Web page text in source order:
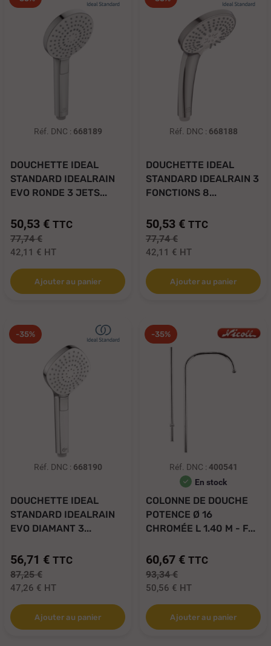
Réf. DNC : 668189
DOUCHETTE IDEAL
STANDARD IDEALRAIN
EVO RONDE 3 JETS...
50,53 € TTC
77,74 €
42,11 € HT
Ajouter au panier
Réf. DNC : 668188
DOUCHETTE IDEAL
STANDARD IDEALRAIN 3
FONCTIONS 8...
50,53 € TTC
77,74 €
42,11 € HT
Ajouter au panier
-35%
Réf. DNC : 668190
DOUCHETTE IDEAL
STANDARD IDEALRAIN
EVO DIAMANT 3...
56,71 € TTC
87,25 €
47,26 € HT
Ajouter au panier
-35%
Réf. DNC : 400541
En stock
COLONNE DE DOUCHE
POTENCE Ø 16
CHROMÉE L 1.40 M - F...
60,67 € TTC
93,34 €
50,56 € HT
Ajouter au panier